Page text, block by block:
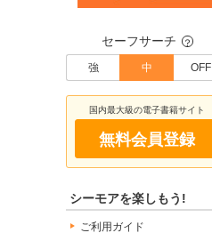
セーフサーチ ？
強 中 OFF
国内最大級の電子書籍サイト
無料会員登録
シーモアを楽しもう!
ご利用ガイド